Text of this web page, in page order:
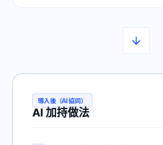
導入後（AI 協同）
AI 加持做法